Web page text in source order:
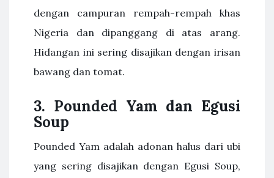
dengan campuran rempah-rempah khas
Nigeria dan dipanggang di atas arang.
Hidangan ini sering disajikan dengan irisan
bawang dan tomat.
3. Pounded Yam dan Egusi
Soup
Pounded Yam adalah adonan halus dari ubi
yang sering disajikan dengan Egusi Soup,